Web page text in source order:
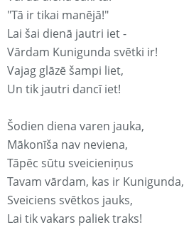
"Tā ir tikai manējā!"
Lai šai dienā jautri iet -
Vārdam Kunigunda svētki ir!
Vajag glāzē šampi liet,
Un tik jautri dancī iet!
Šodien diena varen jauka,
Mākonīša nav neviena,
Tāpēc sūtu sveicieniņus
Tavam vārdam, kas ir Kunigunda,
Sveiciens svētkos jauks,
Lai tik vakars paliek traks!